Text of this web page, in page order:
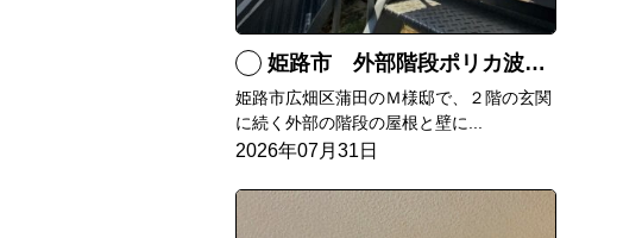
姫路市 外部階段ポリカ波板張替工事
姫路市広畑区蒲田のＭ様邸で、２階の玄関
に続く外部の階段の屋根と壁に...
2026年07月31日